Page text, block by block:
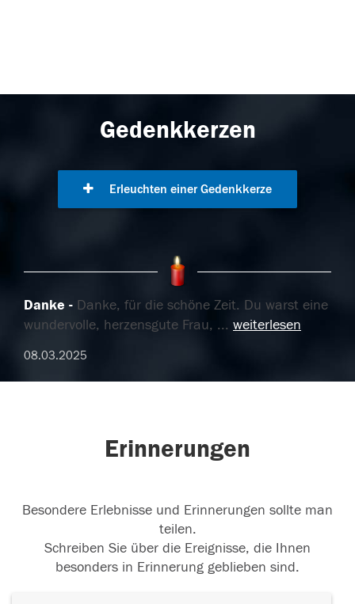
Gedenkkerzen
Erleuchten einer Gedenkkerze
Danke
Danke, für die schöne Zeit. Du warst eine
wundervolle, herzensgute Frau, ... weiterlesen
08.03.2025
Erinnerungen
Besondere Erlebnisse und Erinnerungen sollte man
teilen.
Schreiben Sie über die Ereignisse, die Ihnen
besonders in Erinnerung geblieben sind.